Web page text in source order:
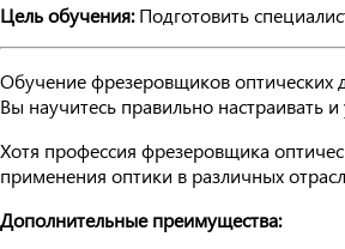
Цель обучения:Подготовить
Обучение фрезеровщиков оптических
Вы научитесь правильно настраивать
Хотя профессия фрезеровщика
применения оптики в различных
Дополнительные преимущества: